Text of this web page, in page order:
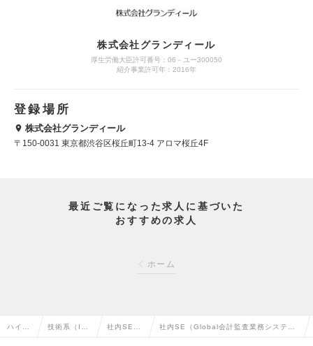
株式会社グランディール
厚生労働大臣許可番号：06－ユー300050
紹介事業許可年：2016年
登録場所
株式会社グランディール
〒150-0031 東京都渋谷区桜丘町13-4 アロマ桜丘4F
最近ご覧になった求人に基づいた
おすすめの求人
ホーム
ハイク 技術系（I 社内SE・ 社内SE（Global会計監査業務システム